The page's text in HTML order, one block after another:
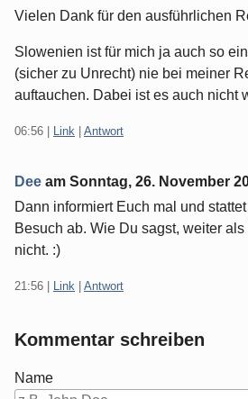
Vielen Dank für den ausführlichen
Slowenien ist für mich ja auch so
(sicher zu Unrecht) nie bei meiner
auftauchen. Dabei ist es auch nicht
06:56 Link Antwort
Dee am Sonntag, 26. November
Dann informiert Euch mal und
Besuch ab. Wie Du sagst, weiter
nicht. :)
21:56 Link Antwort
Kommentar schreiben
Name